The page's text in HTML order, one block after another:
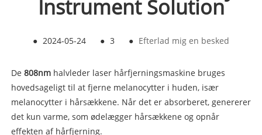
Instrument Solution
● 2024-05-24 ● 3 ● Efterlad mig en besked
De 808nm halvleder laser hårfjerningsmaskine bruges
hovedsageligt til at fjerne melanocytter i huden, især
melanocytter i hårsækkene. Når det er absorberet, genererer
det kun varme, som ødelægger hårsækkene og opnår
effekten af ​​hårfjerning.